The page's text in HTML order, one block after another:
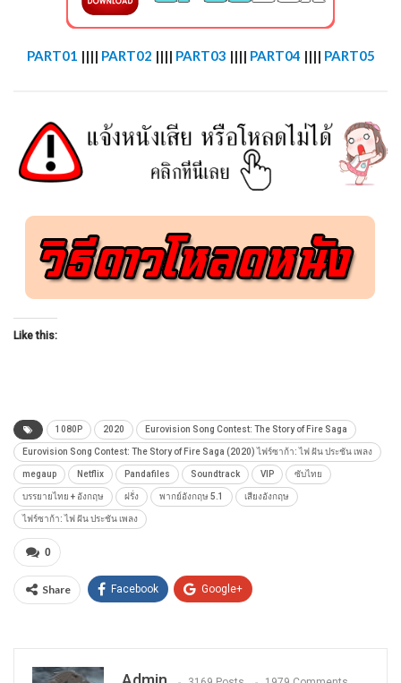
PART01 |||| PART02 |||| PART03 |||| PART04 |||| PART05
Like this:
1080P 2020 Eurovision Song Contest: The Story of Fire Saga
Eurovision Song Contest: The Story of Fire Saga (2020) ไฟร์ซาก้า: ไฟ ฝัน ประชัน เพลง
megaup Netflix Pandafiles Soundtrack VIP ซับไทย
บรรยายไทย + อังกฤษ ฝรั่ง พากย์อังกฤษ 5.1 เสียงอังกฤษ
ไฟร์ซาก้า: ไฟ ฝัน ประชัน เพลง
0
Share Facebook Google+